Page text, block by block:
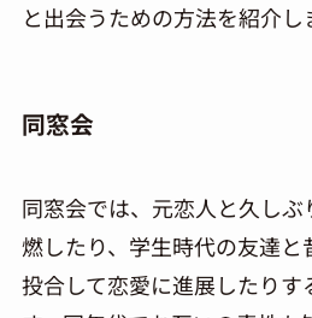
と出会うための方法を紹介し
同窓会
同窓会では、元恋人と久し
燃したり、学生時代の友達
投合して恋愛に進展したりす